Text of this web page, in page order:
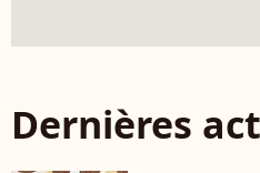
Dernières